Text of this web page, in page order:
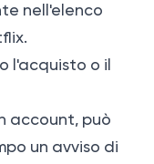
nell'elenco
l'acquisto o il
account, può
un avviso di